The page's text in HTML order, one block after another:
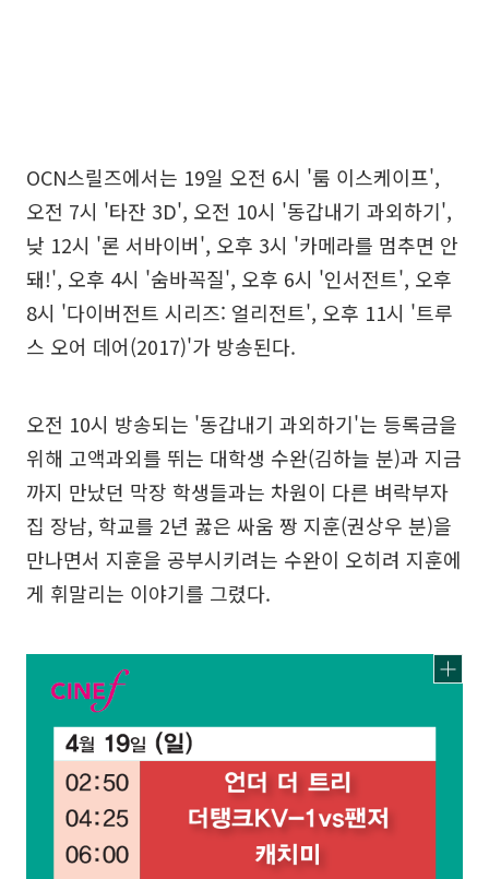
OCN스릴즈에서는 19일 오전 6시 '룸 이스케이프',
오전 7시 '타잔 3D', 오전 10시 '동갑내기 과외하기',
낮 12시 '론 서바이버', 오후 3시 '카메라를 멈추면 안
돼!', 오후 4시 '숨바꼭질', 오후 6시 '인서전트', 오후
8시 '다이버전트 시리즈: 얼리전트', 오후 11시 '트루
스 오어 데어(2017)'가 방송된다.
오전 10시 방송되는 '동갑내기 과외하기'는 등록금을
위해 고액과외를 뛰는 대학생 수완(김하늘 분)과 지금
까지 만났던 막장 학생들과는 차원이 다른 벼락부자
집 장남, 학교를 2년 꿇은 싸움 짱 지훈(권상우 분)을
만나면서 지훈을 공부시키려는 수완이 오히려 지훈에
게 휘말리는 이야기를 그렸다.